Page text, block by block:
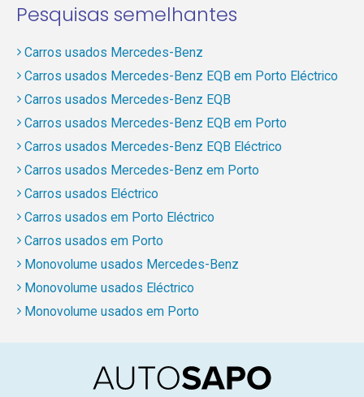
Pesquisas semelhantes
Carros usados Mercedes-Benz
Carros usados Mercedes-Benz EQB em Porto Eléctrico
Carros usados Mercedes-Benz EQB
Carros usados Mercedes-Benz EQB em Porto
Carros usados Mercedes-Benz EQB Eléctrico
Carros usados Mercedes-Benz em Porto
Carros usados Eléctrico
Carros usados em Porto Eléctrico
Carros usados em Porto
Monovolume usados Mercedes-Benz
Monovolume usados Eléctrico
Monovolume usados em Porto